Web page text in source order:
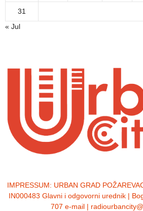
31
« Jul
IMPRESSUM: URBAN GRAD
IN000483 Glavni i odgovorni urednik |
707 e-mail |